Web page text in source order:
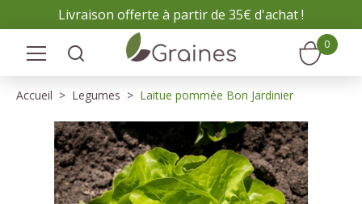
Livraison offerte à partir de 35€ d'achat !
0
Accueil Legumes Laitue pommée Bon Jardinier
Panneau de gestion des cookies